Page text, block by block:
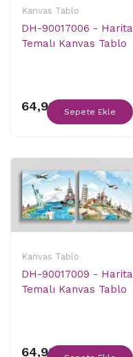
Kanvas Tablo
DH-90017006 - Harita
Temalı Kanvas Tablo
64,90 ₺Sepete Ekle
Kanvas Tablo
DH-90017009 - Harita
Temalı Kanvas Tablo
64,90 ₺